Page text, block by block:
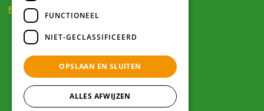
winkel@hendriksplantencentrum.nl
Openingstijden
Alle openingstijden >
FUNCTIONEEL
NIET-GECLASSIFICEERD
OPSLAAN EN SLUITEN
ALLES AFWIJZEN